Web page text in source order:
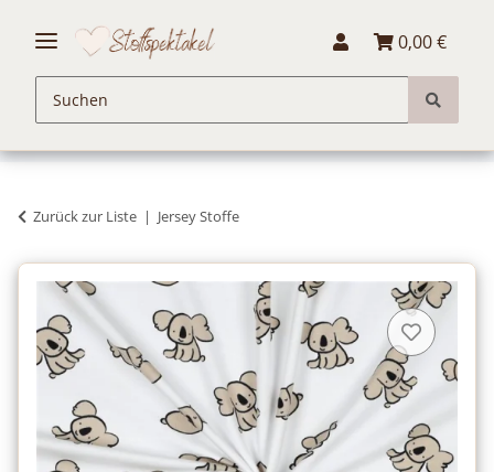
0,00 €
Zurück zur Liste Jersey Stoffe